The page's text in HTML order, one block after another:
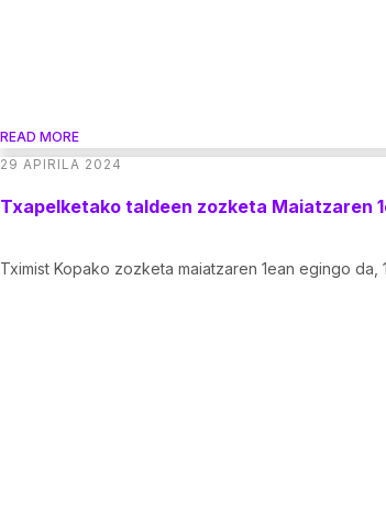
READ MORE
29 APIRILA 2024
Txapelketako taldeen zozketa Maiatzaren
Tximist Kopako zozketa maiatzaren 1ean egingo